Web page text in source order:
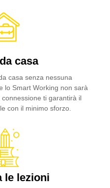
casa
casa senza nessuna
lo Smart Working non sarà
ti garantirà il
con il minimo sforzo.
le lezioni